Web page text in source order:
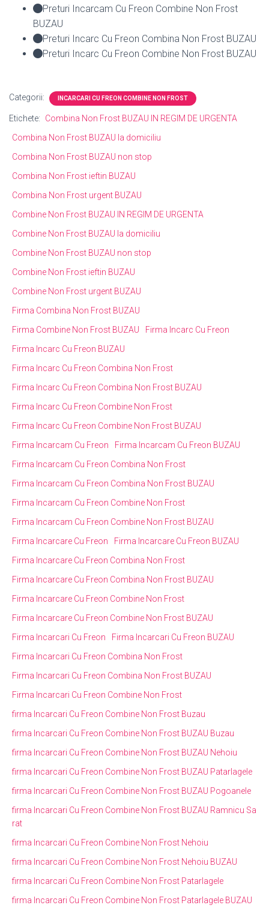
Preturi Incarcam Cu Freon Combine Non Frost
BUZAU
Preturi Incarc Cu Freon Combina Non Frost BUZAU
Preturi Incarc Cu Freon Combine Non Frost BUZAU
Categorii: INCARCARI CU FREON COMBINE NON FROST
Etichete:
Combina Non Frost BUZAU IN REGIM DE URGENTA
Combina Non Frost BUZAU la domiciliu
Combina Non Frost BUZAU non stop
Combina Non Frost ieftin BUZAU
Combina Non Frost urgent BUZAU
Combine Non Frost BUZAU IN REGIM DE URGENTA
Combine Non Frost BUZAU la domiciliu
Combine Non Frost BUZAU non stop
Combine Non Frost ieftin BUZAU
Combine Non Frost urgent BUZAU
Firma Combina Non Frost BUZAU
Firma Combine Non Frost BUZAU
Firma Incarc Cu Freon
Firma Incarc Cu Freon BUZAU
Firma Incarc Cu Freon Combina Non Frost
Firma Incarc Cu Freon Combina Non Frost BUZAU
Firma Incarc Cu Freon Combine Non Frost
Firma Incarc Cu Freon Combine Non Frost BUZAU
Firma Incarcam Cu Freon
Firma Incarcam Cu Freon BUZAU
Firma Incarcam Cu Freon Combina Non Frost
Firma Incarcam Cu Freon Combina Non Frost BUZAU
Firma Incarcam Cu Freon Combine Non Frost
Firma Incarcam Cu Freon Combine Non Frost BUZAU
Firma Incarcare Cu Freon
Firma Incarcare Cu Freon BUZAU
Firma Incarcare Cu Freon Combina Non Frost
Firma Incarcare Cu Freon Combina Non Frost BUZAU
Firma Incarcare Cu Freon Combine Non Frost
Firma Incarcare Cu Freon Combine Non Frost BUZAU
Firma Incarcari Cu Freon
Firma Incarcari Cu Freon BUZAU
Firma Incarcari Cu Freon Combina Non Frost
Firma Incarcari Cu Freon Combina Non Frost BUZAU
Firma Incarcari Cu Freon Combine Non Frost
firma Incarcari Cu Freon Combine Non Frost Buzau
firma Incarcari Cu Freon Combine Non Frost BUZAU Buzau
firma Incarcari Cu Freon Combine Non Frost BUZAU Nehoiu
firma Incarcari Cu Freon Combine Non Frost BUZAU Patarlagele
firma Incarcari Cu Freon Combine Non Frost BUZAU Pogoanele
firma Incarcari Cu Freon Combine Non Frost BUZAU Ramnicu Sa
rat
firma Incarcari Cu Freon Combine Non Frost Nehoiu
firma Incarcari Cu Freon Combine Non Frost Nehoiu BUZAU
firma Incarcari Cu Freon Combine Non Frost Patarlagele
firma Incarcari Cu Freon Combine Non Frost Patarlagele BUZAU